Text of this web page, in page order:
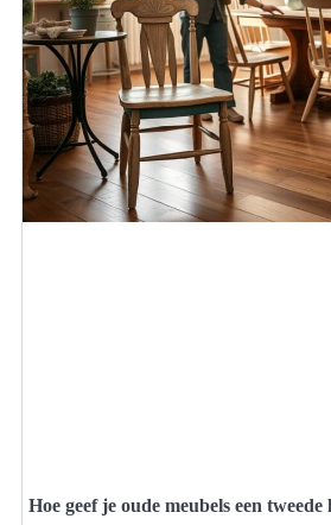
Hoe geef je oude meubels een tweede